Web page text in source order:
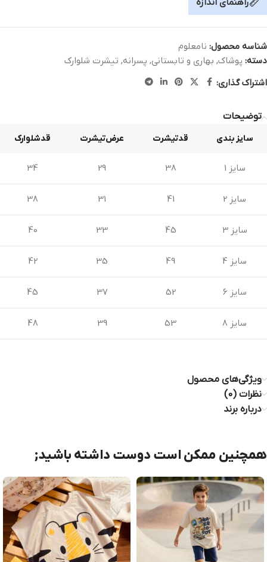
شناسه محصول: نامعلوم
دسته: پوشاک, بهاری و تابستانی, پسرانه, تیشرت شلوارک
اشتراک گذاری:
توضیحات
سایز بندی قدتیشرت عرض‌تیشرت قدشلوارک
سایز 1 38
29
34
سایز 2 41
31
38
سایز 3 45
33
40
سایز 4 49
35
42
سایز 6 52
37
45
سایز 8 53
39
48
ویژگی‌های محصول
نظرات (0)
درباره برند
همچنین ممکن است دوست داشته باشید;